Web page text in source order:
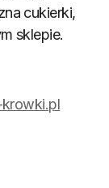
cukierki,
sklepie.